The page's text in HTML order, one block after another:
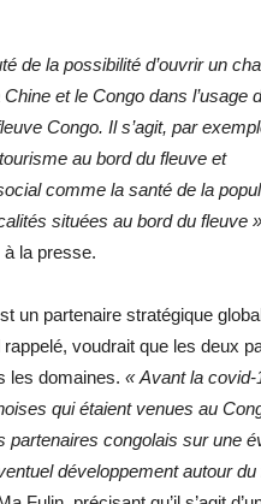
de la possibilité d’ouvrir un
et le Congo dans l’usage
Congo. Il s’agit, par
au bord du fleuve et
comme la santé de la
situées au bord du fleuve »
la presse.
un partenaire stratégique
voudrait que les deux
les domaines. « Avant la covid-
qui étaient venues au
partenaires congolais sur une
développement autour du